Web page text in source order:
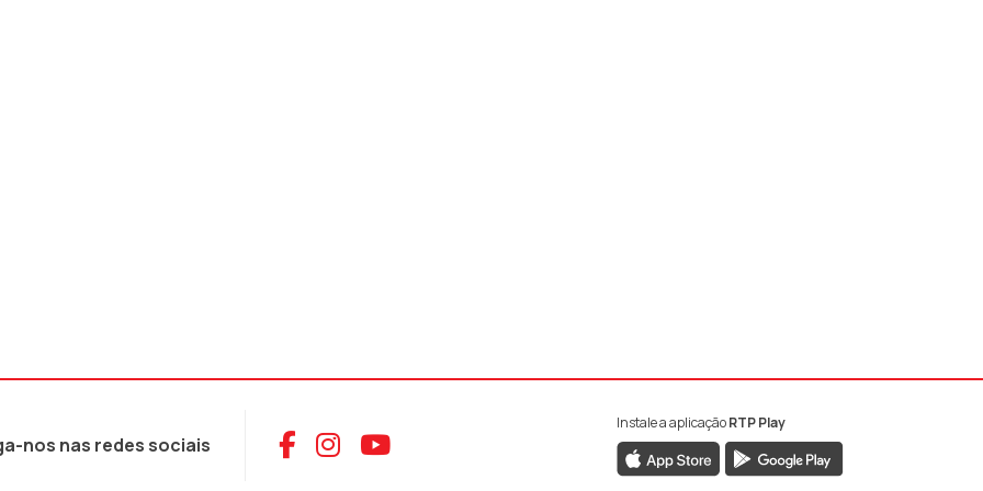
nos nas redes sociais Aceder ao Facebook da RTP Antena 1
Aceder ao Instagram da RTP Antena 1
Aceder ao YouTube da RTP Antena 1
Instale a aplicaçãoRTP Play